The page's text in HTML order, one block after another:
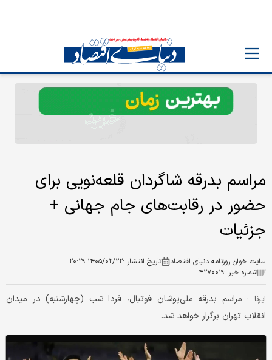
مراسم بدرقه شاگردان قلعه‌نویی برای
حضور در رقابت‌های جام جهانی +
جزئیات
سایت خوان روزنامه دنیای اقتصاد تاریخ انتشار :۱۴۰۵/۰۲/۲۲ ۲۰:۲۹
شماره خبر :۴۲۷۰۰۱۹
ایرنا : مراسم بدرقه ملی‌پوشان فوتبال، فردا شب (چهارشنبه) در میدان
انقلاب تهران برگزار خواهد شد.